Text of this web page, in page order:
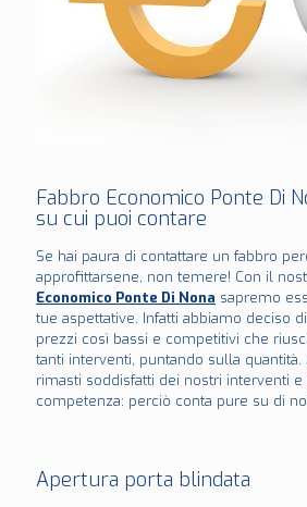
Fabbro Economico Ponte Di
su cui puoi contare
Se hai paura di contattare un fabbro
approfittarsene, non temere! Con il
Economico Ponte Di Nona sapremo
tue aspettative. Infatti abbiamo deciso
prezzi così bassi e competitivi che
tanti interventi, puntando sulla
rimasti soddisfatti dei nostri interventi
competenza: perciò conta pure su di
Apertura porta blindata